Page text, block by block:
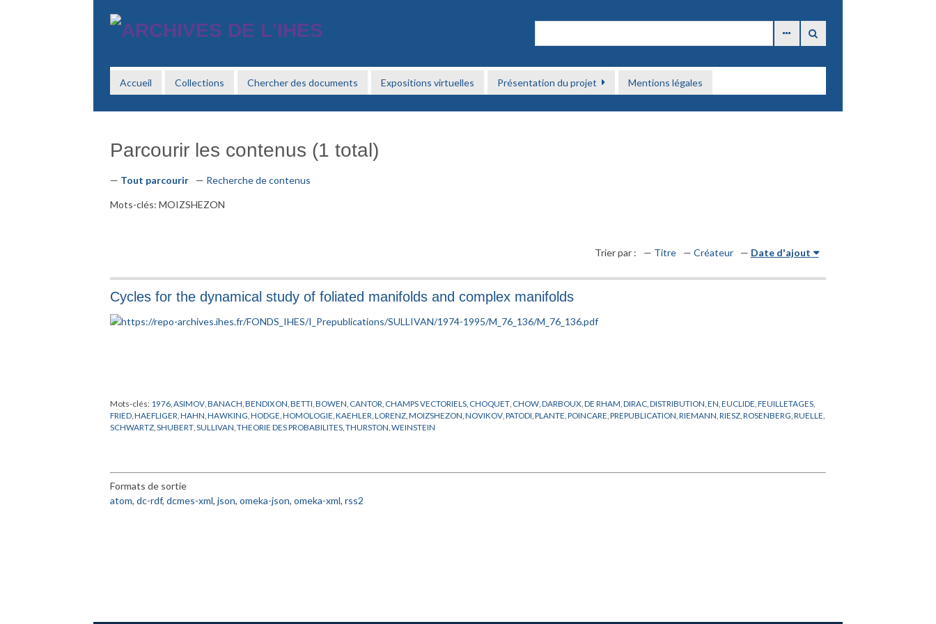
Accueil Collections Chercher des documents Expositions virtuelles Présentation du projet Mentions légales
Parcourir les contenus (1 total)
Tout parcourir Recherche de contenus
Mots-clés: MOIZSHEZON
Trier par : Titre Créateur Date d'ajout
Cycles for the dynamical study of foliated manifolds and complex manifolds
Mots-clés: 1976 ASIMOV ,BANACH ,BENDIXON ,BETTI ,BOWEN CANTOR CHAMPS VECTORIELS CHOQUET CHOW ,DARBOUX ,DE RHAM ,DIRAC ,DISTRIBUTION ,EN ,EUCLIDE ,FEUILLETAGES
FRIED ,HAEFLIGER ,HAHN ,HAWKING ,HODGE ,HOMOLOGIE ,KAEHLER ,LORENZ ,MOIZSHEZON ,NOVIKOV ,PATODI ,PLANTE ,POINCARE ,PREPUBLICATION ,RIEMANN ,RIESZ ,ROSENBERG ,RUELLE
SCHWARTZ SHUBERT SULLIVAN ,THEORIE DES PROBABILITES ,THURSTON ,WEINSTEIN
Formats de sortie
atom,dc-rdf,dcmes-xml,json,omeka-json,omeka-xml,rss2